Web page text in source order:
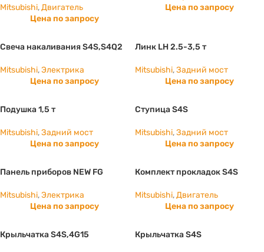
Mitsubishi,Двигатель
Цена по запросу
Цена по запросу
Свеча накаливания S4S,S4Q2
Mitsubishi,Электрика
Цена по запросу
Линк LH 2.5-3,5 т
Mitsubishi,Задний мост
Цена по запросу
Подушка 1,5 т
Mitsubishi,Задний мост
Цена по запросу
Ступица S4S
Mitsubishi,Задний мост
Цена по запросу
Панель приборов NEW FG
Mitsubishi,Электрика
Цена по запросу
Комплект прокладок S4S
Mitsubishi,Двигатель
Цена по запросу
Крыльчатка S4S,4G15 Крыльчатка S4S